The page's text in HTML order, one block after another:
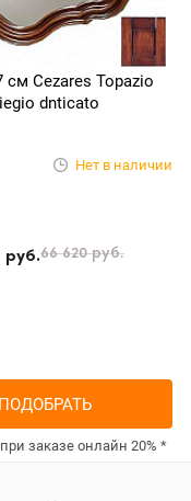
см Cezares Topazio
dnticato
Нет в наличии
руб.66 620руб.
ПОДОБРАТЬ
заказе онлайн20%*